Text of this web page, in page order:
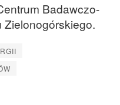
Badawczo-
Zielonogórskiego.